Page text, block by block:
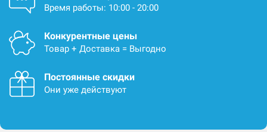
Время работы: 10:00 - 20:00
Конкурентные цены
Товар + Доставка = Выгодно
Постоянные скидки
Они уже действуют